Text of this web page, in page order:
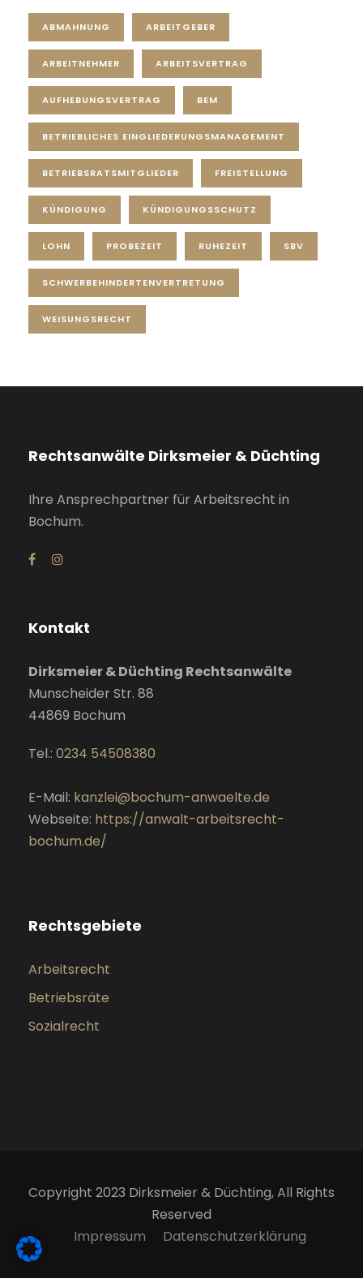
ABMAHNUNG ARBEITGEBER
ARBEITNEHMER ARBEITSVERTRAG
AUFHEBUNGSVERTRAG BEM
BETRIEBLICHES EINGLIEDERUNGSMANAGEMENT
BETRIEBSRATSMITGLIEDER FREISTELLUNG
KÜNDIGUNG KÜNDIGUNGSSCHUTZ
LOHN PROBEZEIT RUHEZEIT SBV
SCHWERBEHINDERTENVERTRETUNG
WEISUNGSRECHT
Rechtsanwälte Dirksmeier & Düchting
Ihre Ansprechpartner für Arbeitsrecht in
Bochum.
Kontakt
Dirksmeier & Düchting Rechtsanwälte
Munscheider Str. 88
44869 Bochum
Tel.: 0234 54508380
E-Mail: kanzlei@bochum-anwaelte.de
Webseite: https://anwalt-arbeitsrecht-
bochum.de/
Rechtsgebiete
Arbeitsrecht
Betriebsräte
Sozialrecht
Copyright 2023 Dirksmeier & Düchting, All Rights
Reserved
Impressum
Datenschutzerklärung